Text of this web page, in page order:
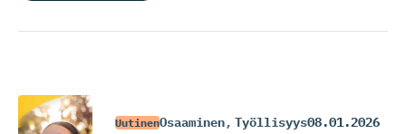
UutinenOsaaminen, Työllisyys08.01.2026